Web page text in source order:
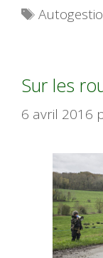
Étiquettes
Sur les
6 avril 2016